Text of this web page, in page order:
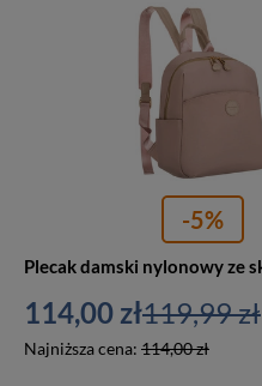
-5%
114,00 zł
Najniższa cena: 114,00 zł
119,99 zł